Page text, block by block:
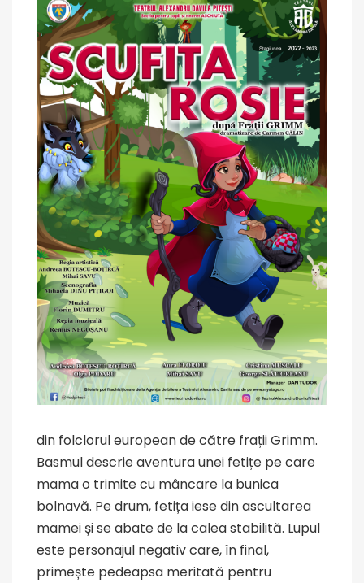
din folclorul european de către frații Grimm.
Basmul descrie aventura unei fetițe pe care
mama o trimite cu mâncare la bunica
bolnavă. Pe drum, fetița iese din ascultarea
mamei și se abate de la calea stabilită. Lupul
este personajul negativ care, în final,
primește pedeapsa meritată pentru